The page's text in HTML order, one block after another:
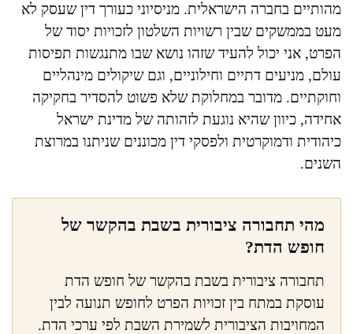
מהותיים בחברה הישראלית. מניסיוני כעורך דין שעסק לא
מעט בממשקים שבין רשויות השלטון לזכויות יסוד של
הפרט, אני יכול להעיד שזהו נושא שבו מתנגשות תפיסות
עולם, מניעים דתיים וחילוניים, וגם שיקולים מינהליים
וחוקתיים. מדובר במחלוקת שלא פשוט להסדיר בחקיקה
אחידה, כיוון שהיא נוגעת לזהותה של מדינת ישראל
כיהודית ודמוקרטית ולפסקי דין מכוננים שניתנו במרוצת
השנים.
מהי תחבורה ציבורית בשבת בהקשר של
חופש הדת?
תחבורה ציבורית בשבת בהקשר של חופש הדת
עוסקת במתח בין זכויות הפרט לחופש תנועה לבין
המחויבות הציבורית לשמירת השבת לפי ערכי הדת.